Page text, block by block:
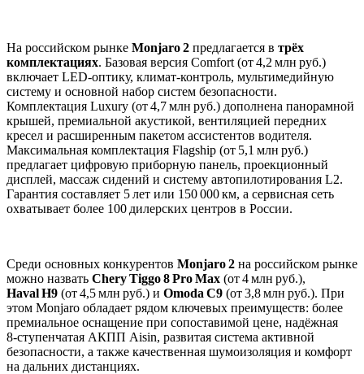
На российском рынке Monjaro 2 предлагается в трёх
комплектациях. Базовая версия Comfort (от 4,2 млн руб.)
включает LED‑оптику, климат‑контроль, мультимедийную
систему и основной набор систем безопасности.
Комплектация Luxury (от 4,7 млн руб.) дополнена панорамной
крышей, премиальной акустикой, вентиляцией передних
кресел и расширенным пакетом ассистентов водителя.
Максимальная комплектация Flagship (от 5,1 млн руб.)
предлагает цифровую приборную панель, проекционный
дисплей, массаж сидений и систему автопилотирования L2.
Гарантия составляет 5 лет или 150 000 км, а сервисная сеть
охватывает более 100 дилерских центров в России.
Среди основных конкурентов Monjaro 2 на российском рынке
можно назвать Chery Tiggo 8 Pro Max (от 4 млн руб.),
Haval H9 (от 4,5 млн руб.) и Omoda C9 (от 3,8 млн руб.). При
этом Monjaro обладает рядом ключевых преимуществ: более
премиальное оснащение при сопоставимой цене, надёжная
8‑ступенчатая АКПП Aisin, развитая система активной
безопасности, а также качественная шумоизоляция и комфорт
на дальних дистанциях.